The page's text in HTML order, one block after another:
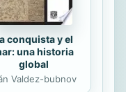
conquista y el
una historia
global
Valdez-bubnov